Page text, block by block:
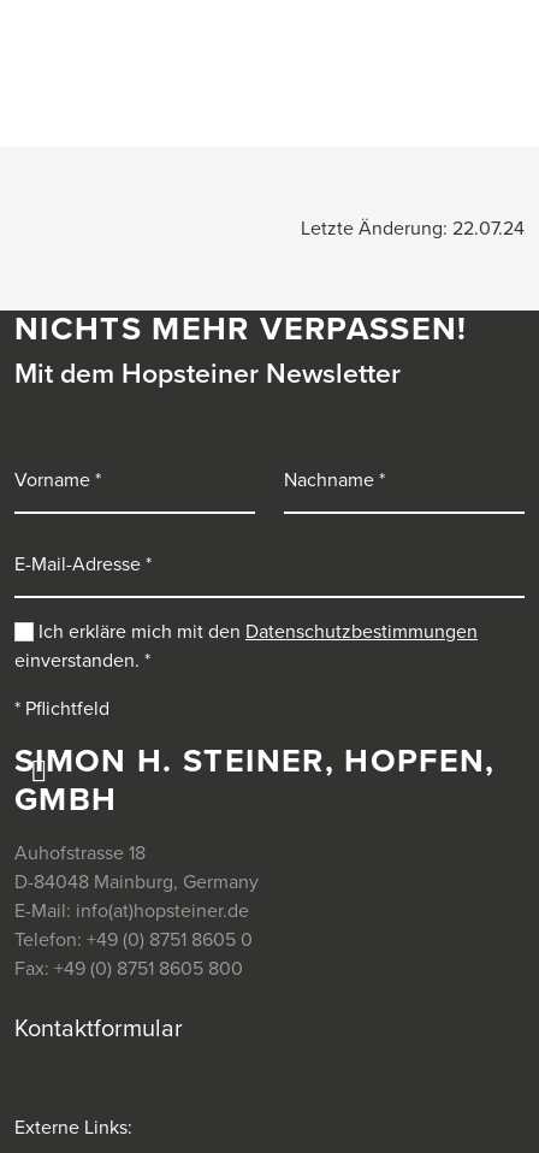
Letzte Änderung: 22.07.24
SIMON H. STEINER, HOPFEN,
GMBH
Auhofstrasse 18
D-84048 Mainburg, Germany
E-Mail: info(at)hopsteiner.de
Telefon: +49 (0) 8751 8605 0
Fax: +49 (0) 8751 8605 800
Kontaktformular
Externe Links:
NICHTS MEHR VERPASSEN!
Mit dem Hopsteiner Newsletter
Ich erkläre mich mit den Datenschutzbestimmungen
einverstanden. *
* Pflichtfeld